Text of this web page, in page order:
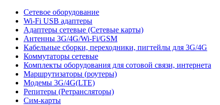
Сетевое оборудование
Wi-Fi USB адаптеры
Адаптеры сетевые (Сетевые карты)
Антенны 3G/4G/Wi-Fi/GSM
Кабельные сборки, переходники, пигтейлы для 3G/4G
Коммутаторы сетевые
Комплекты оборудования для сотовой связи, интернета
Маршрутизаторы (роутеры)
Модемы 3G/4G(LTE)
Репитеры (Ретрансляторы)
Сим-карты